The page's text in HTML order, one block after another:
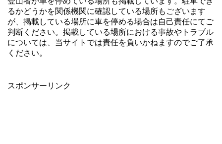
るかどうかを関係機関に確認している場所もございます
が、掲載している場所に車を停める場合は自己責任にてご
判断ください。掲載している場所における事故やトラブル
については、当サイトでは責任を負いかねますのでご了承
ください。
スポンサーリンク